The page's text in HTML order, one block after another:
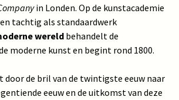
in Londen. Op de kunstacademie
tachtig als standaardwerk
wereld behandelt de
moderne kunst en begint rond 1800.
door de bril van de twintigste eeuw naar
eeuw en de uitkomst van deze